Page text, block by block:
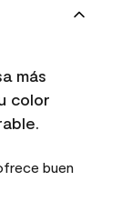
más
color
buen